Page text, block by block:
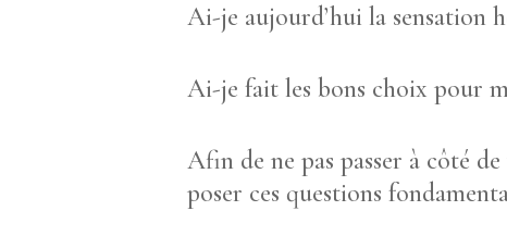
Ai-je aujourd’hui la sensation
Ai-je fait les bons choix pour
Afin de ne pas passer à côté
poser ces questions